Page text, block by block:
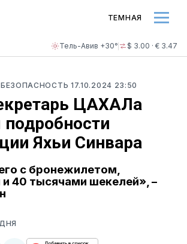
Тель-Авив +30° $ 3.00 · € 3.47
ТЕМНАЯ
17.10.2024 23:50
ЦАХАЛа
Яхьи Синвара
с бронежилетом,
40 тысячами шекелей», –